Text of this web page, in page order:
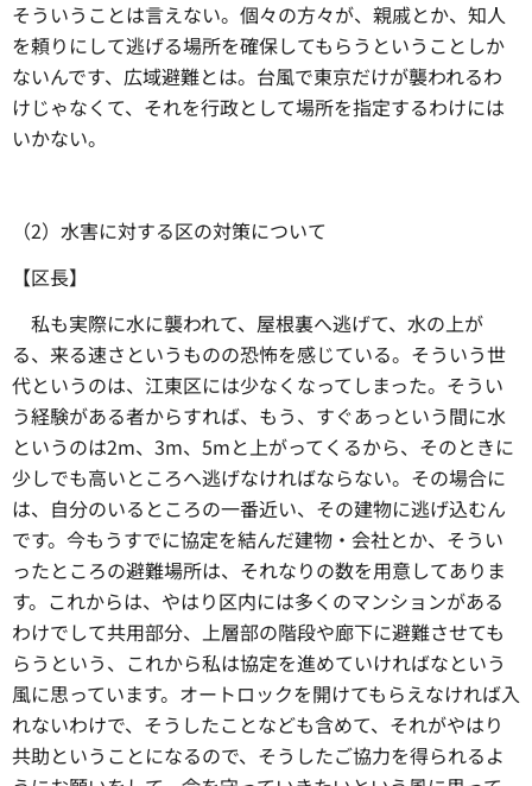
そういうことは言えない。個々の方々が、親戚とか、知人
を頼りにして逃げる場所を確保してもらうということしか
ないんです、広域避難とは。台風で東京だけが襲われるわ
けじゃなくて、それを行政として場所を指定するわけには
いかない。
（2）水害に対する区の対策について
【区長】
私も実際に水に襲われて、屋根裏へ逃げて、水の上が
る、来る速さというものの恐怖を感じている。そういう世
代というのは、江東区には少なくなってしまった。そうい
う経験がある者からすれば、もう、すぐあっという間に水
というのは2m、3m、5mと上がってくるから、そのときに
少しでも高いところへ逃げなければならない。その場合に
は、自分のいるところの一番近い、その建物に逃げ込むん
です。今もうすでに協定を結んだ建物・会社とか、そうい
ったところの避難場所は、それなりの数を用意してありま
す。これからは、やはり区内には多くのマンションがある
わけでして共用部分、上層部の階段や廊下に避難させても
らうという、これから私は協定を進めていければなという
風に思っています。オートロックを開けてもらえなければ入
れないわけで、そうしたことなども含めて、それがやはり
共助ということになるので、そうしたご協力を得られるよ